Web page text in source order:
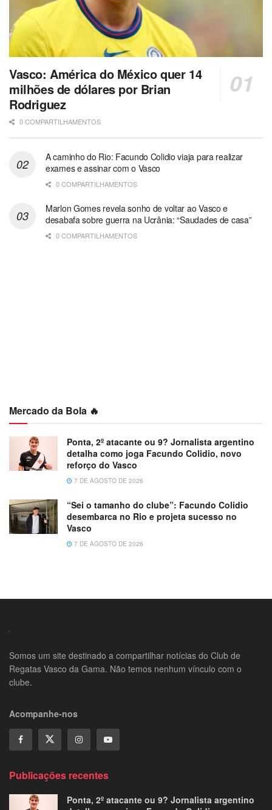
Vasco: América do México quer 14
milhões de dólares por Brian
Rodriguez
0 COMPARTILHAMENTOS
A caminho do Rio: Facundo Colidio viaja para realizar
exames e assinar com o Vasco
0 COMPARTILHAMENTOS
Marlon Gomes revela sonho de voltar ao Vasco e
desabafa sobre guerra na Ucrânia: “Saudades de casa”
0 COMPARTILHAMENTOS
Mercado da Bola 🔥
Ponta, 2º atacante ou 9? Jornalista argentino
detalha como joga Facundo Colidio, novo
reforço do Vasco
7 DE AGOSTO DE 2026
“Sei o tamanho do clube”: Facundo Colidio
desembarca no Rio e projeta sucesso no
Vasco
7 DE AGOSTO DE 2026
Somos um site destinado a compartilhar notícias do Club de
Regatas Vasco da Gama. Não temos nenhum vínculo com o
clube.
Acompanhe-nos
Publicações recentes
Ponta, 2º atacante ou 9? Jornalista argentino